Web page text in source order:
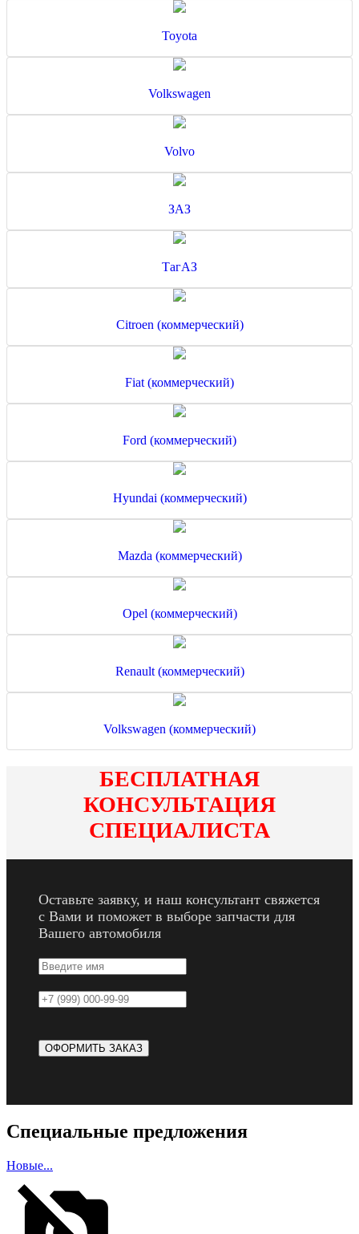
Toyota
Volkswagen
Volvo
ЗАЗ
ТагАЗ
Citroen (коммерческий)
Fiat (коммерческий)
Ford (коммерческий)
Hyundai (коммерческий)
Mazda (коммерческий)
Opel (коммерческий)
Renault (коммерческий)
Volkswagen (коммерческий)
БЕСПЛАТНАЯ
КОНСУЛЬТАЦИЯ
СПЕЦИАЛИСТА
Оставьте заявку, и наш консультант свяжется
с Вами и поможет в выборе запчасти для
Вашего автомобиля
Специальные предложения
Новые...